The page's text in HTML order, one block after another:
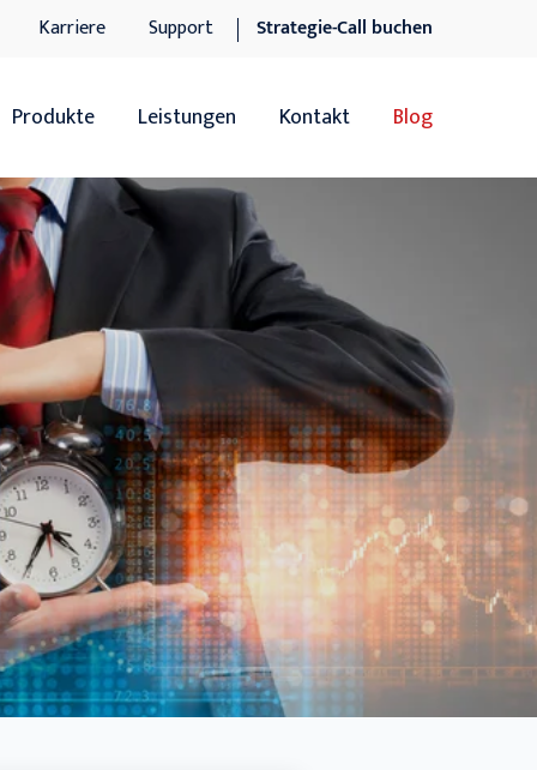
Karriere Support Strategie-Call buchen
Produkte
Übersicht
Sage 100
Sage 100 Add-ons
Sage xRM
DocuWare DMS
DocuWare DMS Add-ons
Docuware connect to Sage 100
SMART BI
Sage HR Suite
Sage 50 Handwerk
Leistungen
Übersicht
Software-Dienstleistungen
IT-Dienstleistungen
Kontakt Blog